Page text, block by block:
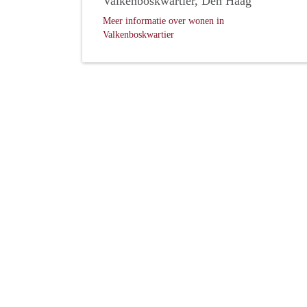
Meer informatie over wonen in
Valkenboskwartier